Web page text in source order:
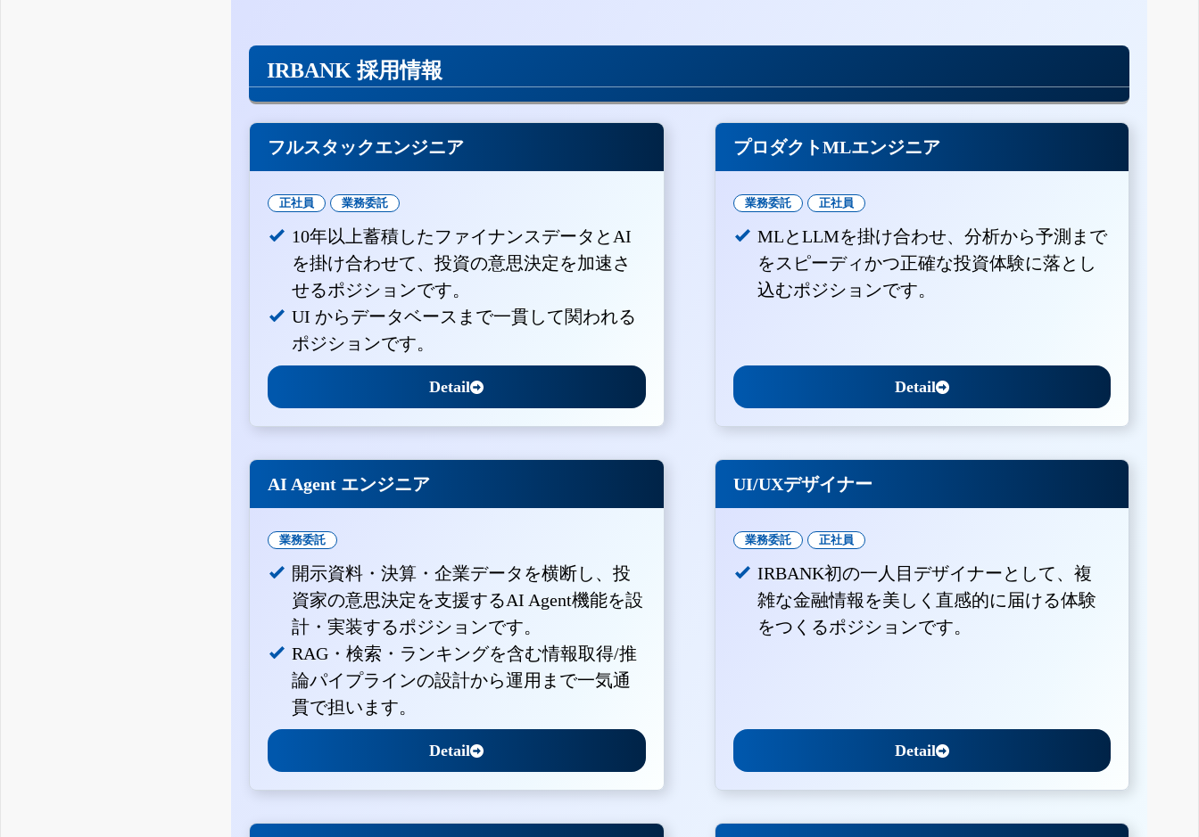
IRBANK 採用情報
フルスタックエンジニア
正社員 業務委託
10年以上蓄積したファイナンスデータとAI
を掛け合わせて、投資の意思決定を加速さ
せるポジションです。
UI からデータベースまで一貫して関われる
ポジションです。
Detail
プロダクトMLエンジニア
業務委託 正社員
MLとLLMを掛け合わせ、分析から予測まで
をスピーディかつ正確な投資体験に落とし
込むポジションです。
Detail
AI Agent エンジニア
業務委託
開示資料・決算・企業データを横断し、投
資家の意思決定を支援するAI Agent機能を設
計・実装するポジションです。
RAG・検索・ランキングを含む情報取得/推
論パイプラインの設計から運用まで一気通
貫で担います。
Detail
UI/UXデザイナー
業務委託 正社員
IRBANK初の一人目デザイナーとして、複
雑な金融情報を美しく直感的に届ける体験
をつくるポジションです。
Detail